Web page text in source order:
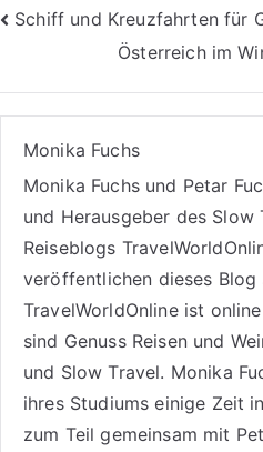
Schiff und Kreuzfahrten für
Österreich im
Monika Fuchs
Monika Fuchs und Petar
und Herausgeber des Slow
Reiseblogs
veröffentlichen dieses Blog
TravelWorldOnline ist
sind Genuss Reisenund
und Slow Travel. Monika
ihres Studiums einige Zeit
zum Teil gemeinsam mit